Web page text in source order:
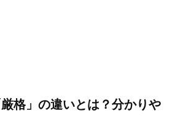
厳格」の違いとは？分かりや